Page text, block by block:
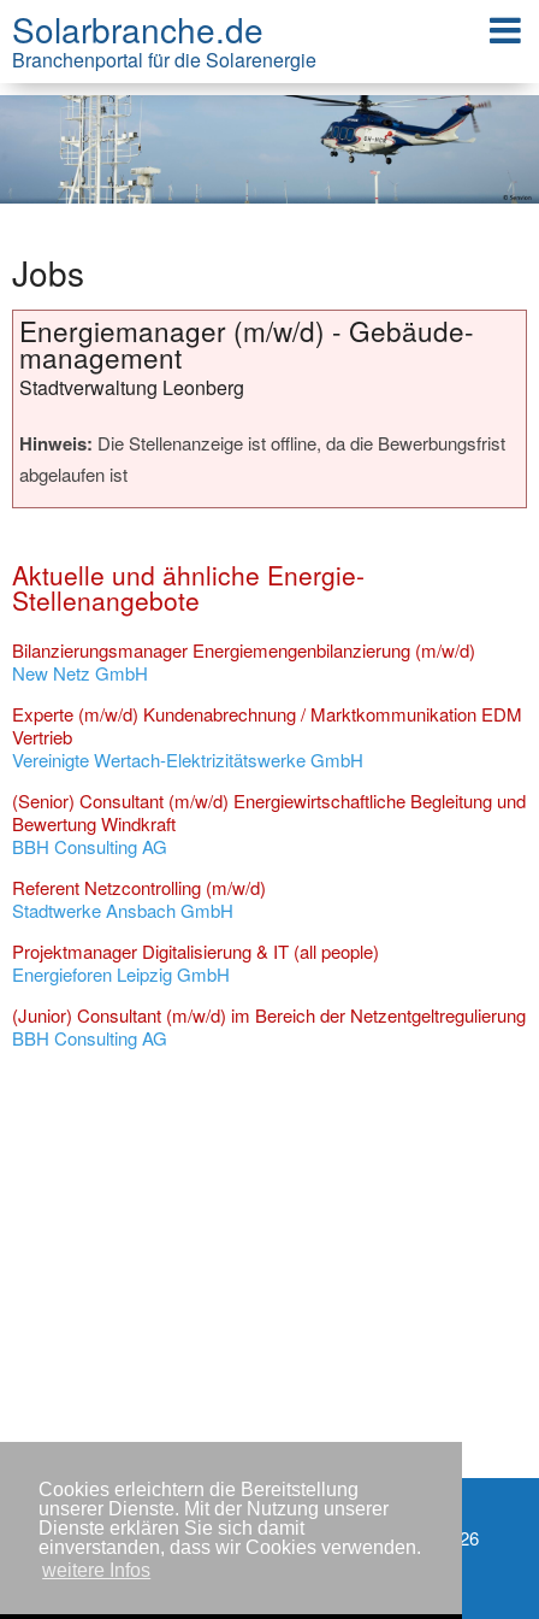
Cookies erleichtern die Bereitstellung
unserer Dienste. Mit der Nutzung unserer
Dienste erklären Sie sich damit
einverstanden, dass wir Cookies verwenden.
weitere Infos
Solarbranche.de
Branchenportal für die Solarenergie
Jobs
Energiemanager (m/w/d) - Gebäude­
management
Stadtverwaltung Leonberg
Hinweis: Die Stellenanzeige ist offline, da die Bewerbungsfrist
abgelaufen ist
Aktuelle und ähnliche Energie-
Stellenangebote
Bilanzierungsmanager Energiemengenbilanzierung (m/w/d)
New Netz GmbH
Experte (m/w/d) Kundenabrechnung / Marktkommunikation EDM
Vertrieb
Vereinigte Wertach-Elektrizitätswerke GmbH
(Senior) Consultant (m/w/d) Energiewirtschaftliche Begleitung und
Bewertung Windkraft
BBH Consulting AG
Referent Netzcontrolling (m/w/d)
Stadtwerke Ansbach GmbH
Projektmanager Digitalisierung & IT (all people)
Energieforen Leipzig GmbH
(Junior) Consultant (m/w/d) im Bereich der Netzentgeltregulierung
BBH Consulting AG
Impressum
Datenschutzerklärung
Kontakt
Copyright © IWR 2026